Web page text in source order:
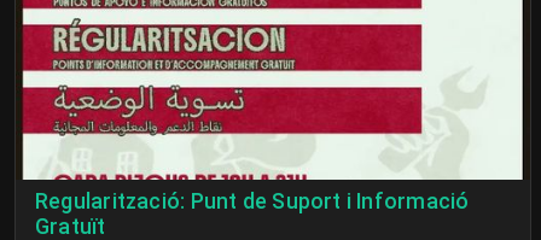
Regularització: Punt de Suport i Informació
Gratuït